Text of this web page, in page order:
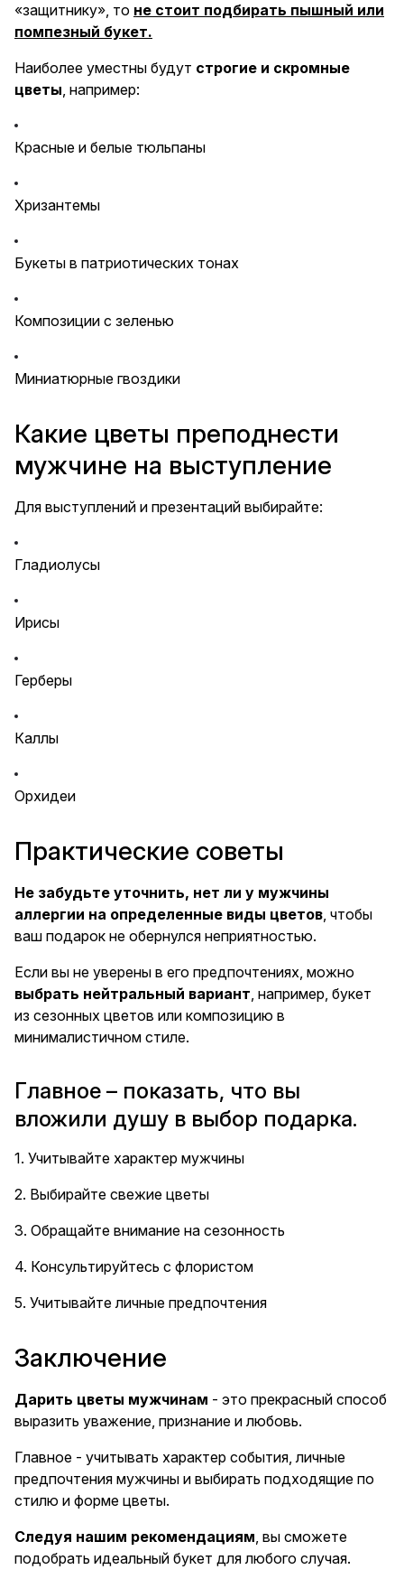
«защитнику», то не стоит подбирать пышный или
помпезный букет.
Наиболее уместны будут строгие и скромные
цветы, например:
Красные и белые тюльпаны
Хризантемы
Букеты в патриотических тонах
Композиции с зеленью
Миниатюрные гвоздики
Какие цветы преподнести
мужчине на выступление
Для выступлений и презентаций выбирайте:
Гладиолусы
Ирисы
Герберы
Каллы
Орхидеи
Практические советы
Не забудьте уточнить, нет ли у мужчины
аллергии на определенные виды цветов, чтобы
ваш подарок не обернулся неприятностью.
Если вы не уверены в его предпочтениях, можно
выбрать нейтральный вариант, например, букет
из сезонных цветов или композицию в
минималистичном стиле.
Главное – показать, что вы
вложили душу в выбор подарка.
1. Учитывайте характер мужчины
2. Выбирайте свежие цветы
3. Обращайте внимание на сезонность
4. Консультируйтесь с флористом
5. Учитывайте личные предпочтения
Заключение
Дарить цветы мужчинам - это прекрасный способ
выразить уважение, признание и любовь.
Главное - учитывать характер события, личные
предпочтения мужчины и выбирать подходящие по
стилю и форме цветы.
Следуя нашим рекомендациям, вы сможете
подобрать идеальный букет для любого случая.